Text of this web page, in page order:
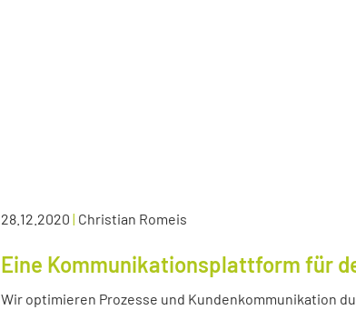
28.12.2020 | Christian Romeis
Eine Kommunikationsplattform für
Wir optimieren Prozesse und Kundenkommunikation